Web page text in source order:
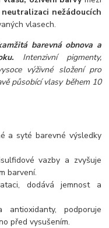
neutralizaci nežádoucích
vlasech.
barevná obnova a
Intenzivní pigmenty,
výživné složení pro
působící vlasy během 10
a syté barevné výsledky
vazby a zvyšuje
barvení.
dodává jemnost a
podporuje
před vysušením.